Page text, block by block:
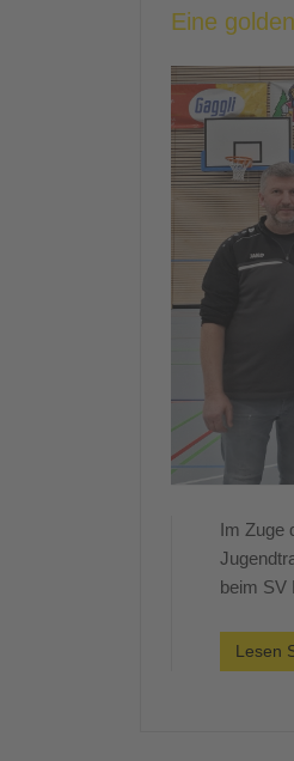
Eine
Im Zuge
beim SV
Lesen